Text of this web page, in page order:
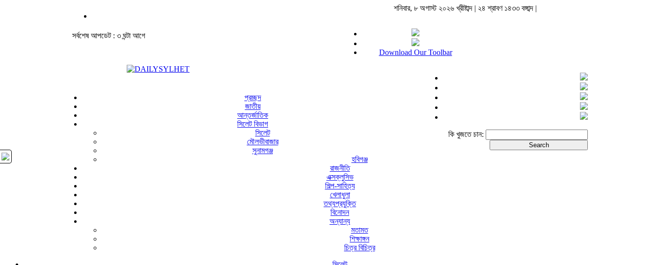
সর্বশেষ আপডেট : ৩ ঘন্টা আগে
শনিবার, ৮ অগাস্ট ২০২৬ খ্রীষ্টাব্দ | ২৪ শ্রাবণ ১৪৩৩ বঙ্গাব্দ |
Download Our Toolbar
কি খুজতে চান:
প্রচ্ছদ
জাতীয়
আন্তর্জাতিক
সিলেট বিভাগ
সিলেট
মৌলভীবাজার
সুনামগঞ্জ
হবিগঞ্জ
রাজনীতি
এক্সক্লুসিভ
শিল্প-সাহিত্য
খেলাধুলা
তথ্যপ্রযুক্তি
বিনোদন
অন্যান্য
মতামত
শিক্ষাঙ্গন
চিত্র বিচিত্র